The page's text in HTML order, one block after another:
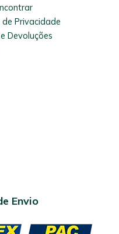
Privacidade
Devoluções
Envio